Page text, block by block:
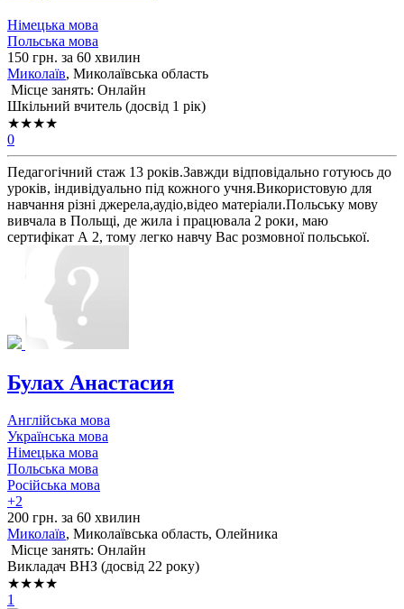
Німецька мова
Польська мова
150 грн. за 60 хвилин
Миколаїв, Миколаївська область
Місце занять: Онлайн
Шкільний вчитель (досвід 1 рік)
★★★★
0
Педагогічний стаж 13 років.Завжди відповідально готуюсь до
уроків, індивідуально під кожного учня.Використовую для
навчання різні джерела,аудіо,відео матеріали.Польську мову
вивчала в Польщі, де жила і працювала 2 роки, маю
сертифікат А 2, тому легко навчу Вас розмовної польської.
Булах Анастасия
Англійська мова
Українська мова
Німецька мова
Польська мова
Російська мова
+2
200 грн. за 60 хвилин
Миколаїв, Миколаївська область, Олейника
Місце занять: Онлайн
Викладач ВНЗ (досвід 22 року)
★★★★
1